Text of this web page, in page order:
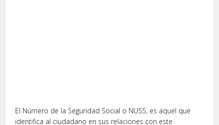
El Número de la Seguridad Social o NUSS, es aquel que
identifica al ciudadano en sus relaciones con este